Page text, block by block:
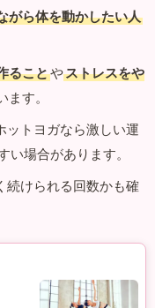
がら体を動かしたい人
ることやストレスをや
す。
ットヨガなら激しい運
い場合があります。
続けられる回数かも確